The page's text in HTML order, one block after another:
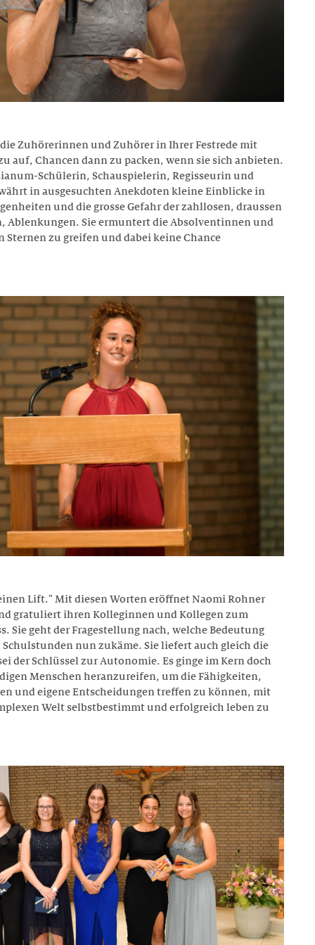
Zuhörerinnen und Zuhörer in Ihrer Festrede mit
auf, Chancen dann zu packen, wenn sie sich anbieten.
Schülerin, Schauspielerin, Regisseurin und
in ausgesuchten Anekdoten kleine Einblicke in
und die grosse Gefahr der zahllosen, draussen
Ablenkungen. Sie ermuntert die Absolventinnen und
Sternen zu greifen und dabei keine Chance
Lift." Mit diesen Worten eröffnet Naomi Rohner
gratuliert ihren Kolleginnen und Kollegen zum
Sie geht der Fragestellung nach, welche Bedeutung
nun zukäme. Sie liefert auch gleich die
der Schlüssel zur Autonomie. Es ginge im Kern doch
Menschen heranzureifen, um die Fähigkeiten,
und eigene Entscheidungen treffen zu können, mit
Welt selbstbestimmt und erfolgreich leben zu